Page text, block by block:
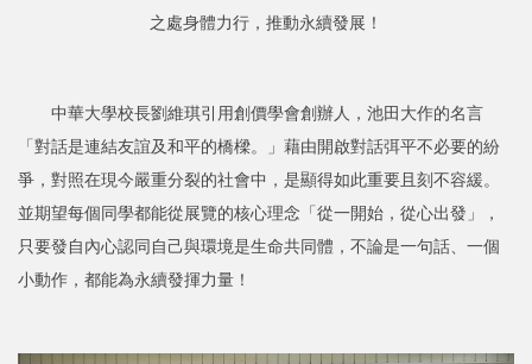
之處身體力行，推動永續發展！
中華大學校長劉維琪引用創價學會創辦人，池田大作的名言
「對話是連結友誼及和平的橋樑。」藉由開啟對話弭平不必要的紛
爭，對照在現今嚴重分裂的社會中，是顯得如此重要且刻不容緩。
並期望每個同學都能從展覽的核心理念「從一開始，從心出發」，
只要發自內心認同自己與環境是生命共同體，不論是一句話、一個
小動作，都能為永續發揮力量！